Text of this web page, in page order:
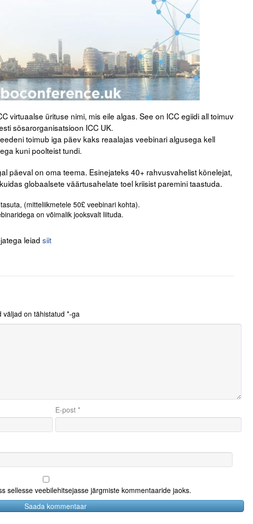
virtuaalse ürituse nimi, mis eile algas. See on ICC egiidi all toimuv
sõsarorganisatsioon ICC UK.
toimub iga päev kaks reaalajas veebinari algusega kell
kuni poolteist tundi.
päeval on oma teema. Esinejateks 40+ rahvusvahelist kõnelejat,
globaalsete väärtusahelate toel kriisist paremini taastuda.
(mitteliikmetele 50£ veebinari kohta).
on võimalik jooksvalt liituda.
leiad siit
väljad on tähistatud *-ga
E-post*
sellesse veebilehitsejasse järgmiste kommentaaride jaoks.